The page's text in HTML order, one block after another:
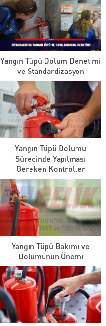
Yangın Tüpü Dolum Denetimi
ve Standardizasyon
Yangın Tüpü Dolumu
Sürecinde Yapılması
Gereken Kontroller
Yangın Tüpü Bakımı ve
Dolumunun Önemi